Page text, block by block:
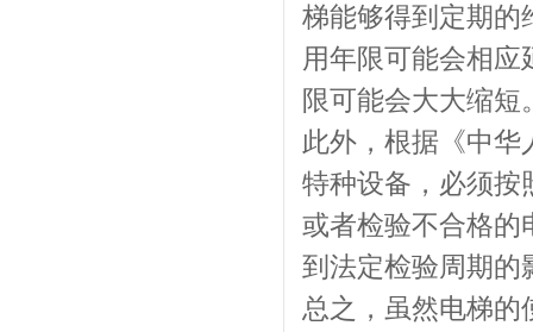
梯能够得到定期的
用年限可能会相
限可能会大大缩短
此外，根据《中
特种设备，必须按
或者检验不合格的
到法定检验周期的
总之，虽然电梯的